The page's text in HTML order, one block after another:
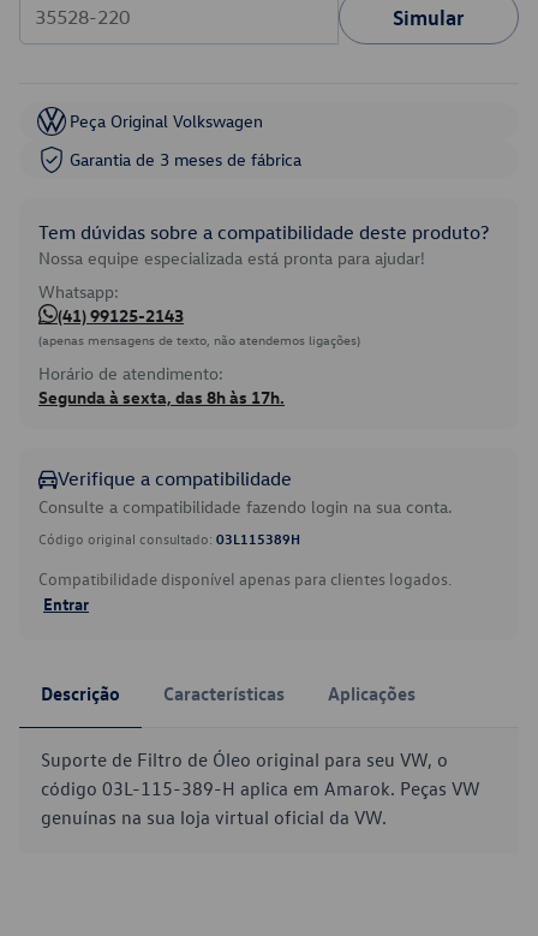
Simular
Peça Original Volkswagen
Garantia de 3 meses de fábrica
Tem dúvidas sobre a compatibilidade deste produto?
Nossa equipe especializada está pronta para ajudar!
Whatsapp:
(41) 99125-2143
(apenas mensagens de texto, não atendemos ligações)
Horário de atendimento:
Segunda à sexta, das 8h às 17h.
Verifique a compatibilidade
Consulte a compatibilidade fazendo login na sua conta.
Código original consultado: 03L115389H
Compatibilidade disponível apenas para clientes logados.
Entrar
Descrição Características Aplicações
Suporte de Filtro de Óleo original para seu VW, o
código 03L-115-389-H aplica em Amarok. Peças VW
genuínas na sua loja virtual oficial da VW.